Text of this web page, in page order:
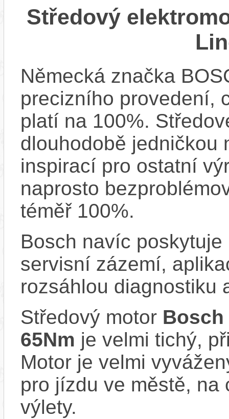
Středový
Německá značka
precizního provedení,
platí na 100%.
dlouhodobě jedničkou
inspirací pro ostatní
naprosto
téměř 100%.
Bosch navíc
servisní zázemí,
rozsáhlou diagnostiku
Středový motor Bosch
65Nm je velmi tichý,
Motor je velmi
pro jízdu ve městě,
výlety.